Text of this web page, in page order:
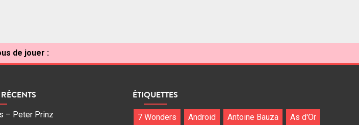
de jouer :
– Peter Prinz
ÉTIQUETTES
7 Wonders Android Antoine Bauza
As d'Or